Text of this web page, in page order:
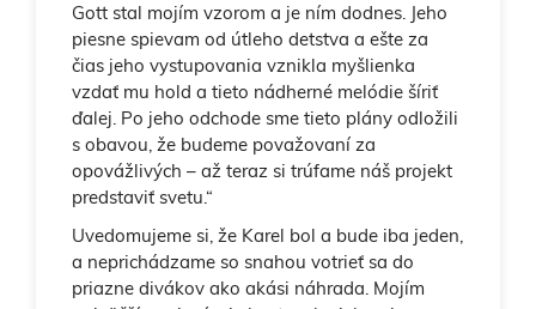
Gott stal mojím vzorom a je ním dodnes. Jeho
piesne spievam od útleho detstva a ešte za
čias jeho vystupovania vznikla myšlienka
vzdať mu hold a tieto nádherné melódie šíriť
ďalej. Po jeho odchode sme tieto plány odložili
s obavou, že budeme považovaní za
opovážlivých – až teraz si trúfame náš projekt
predstaviť svetu.“
Uvedomujeme si, že Karel bol a bude iba jeden,
a neprichádzame so snahou votrieť sa do
priazne divákov ako akási náhrada. Mojím